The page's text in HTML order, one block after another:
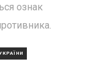
ознак